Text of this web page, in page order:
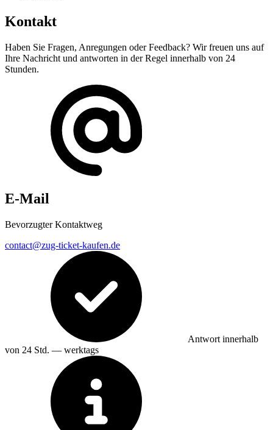
Kontakt
Haben Sie Fragen, Anregungen oder Feedback? Wir freuen uns auf
Ihre Nachricht und antworten in der Regel innerhalb von 24
Stunden.
E-Mail
Bevorzugter Kontaktweg
contact@zug-ticket-kaufen.de
Antwort innerhalb
von 24 Std. — werktags